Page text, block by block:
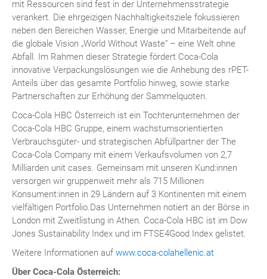
mit Ressourcen sind fest in der Unternehmensstrategie
verankert. Die ehrgeizigen Nachhaltigkeitsziele fokussieren
neben den Bereichen Wasser, Energie und Mitarbeitende auf
die globale Vision „World Without Waste“ – eine Welt ohne
Abfall. Im Rahmen dieser Strategie fördert Coca-Cola
innovative Verpackungslösungen wie die Anhebung des rPET-
Anteils über das gesamte Portfolio hinweg, sowie starke
Partnerschaften zur Erhöhung der Sammelquoten.
Coca-Cola HBC Österreich ist ein Tochterunternehmen der
Coca-Cola HBC Gruppe, einem wachstumsorientierten
Verbrauchsgüter- und strategischen Abfüllpartner der The
Coca-Cola Company mit einem Verkaufsvolumen von 2,7
Milliarden unit cases. Gemeinsam mit unseren Kund:innen
versorgen wir gruppenweit mehr als 715 Millionen
Konsument:innen in 29 Ländern auf 3 Kontinenten mit einem
vielfältigen Portfolio.Das Unternehmen notiert an der Börse in
London mit Zweitlistung in Athen. Coca-Cola HBC ist im Dow
Jones Sustainability Index und im FTSE4Good Index gelistet.
Weitere Informationen auf www.coca-colahellenic.at
Über Coca-Cola Österreich: